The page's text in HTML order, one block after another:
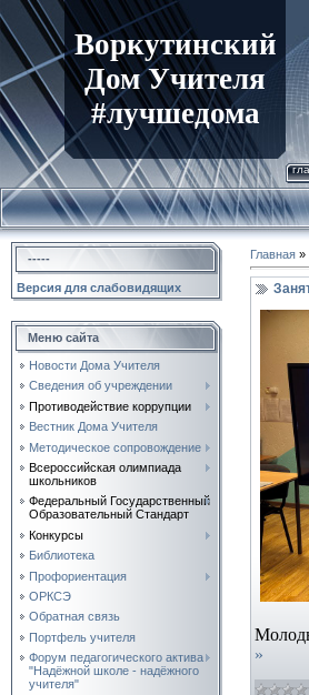
Воркутинский
Дом Учителя
#лучшедома
-----
Версия для слабовидящих
Меню сайта
Новости Дома Учителя
Сведения об учреждении
Противодействие коррупции
Вестник Дома Учителя
Методическое сопровождение
Всероссийская олимпиада
школьников
Федеральный Государственный
Образовательный Стандарт
Конкурсы
Библиотека
Профориентация
ОРКСЭ
Обратная связь
Портфель учителя
Форум педагогического актива
"Надёжной школе - надёжного
учителя"
Главная »
»